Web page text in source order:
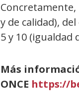
y de calidad),
5 y 10 (igualdad
Más
ONCE https://